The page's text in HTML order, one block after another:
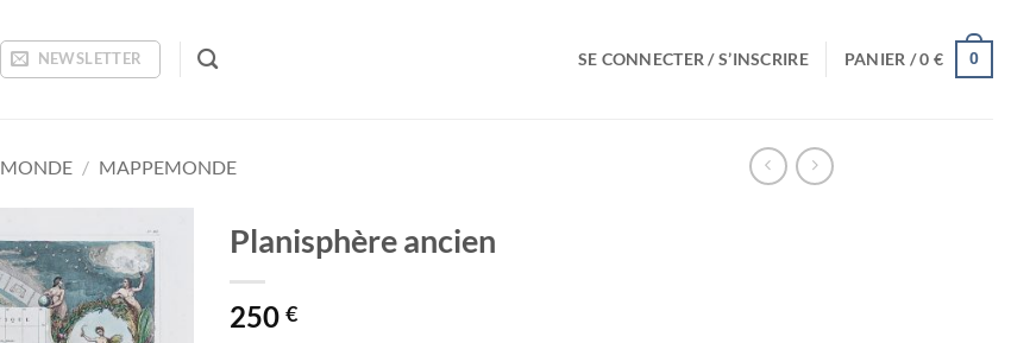
NEWSLETTER SE CONNECTER / S’INSCRIRE PANIER /0€ 0
MONDE / MAPPEMONDE
Ajouter
à la
wishlist
Planisphère ancien
250 €